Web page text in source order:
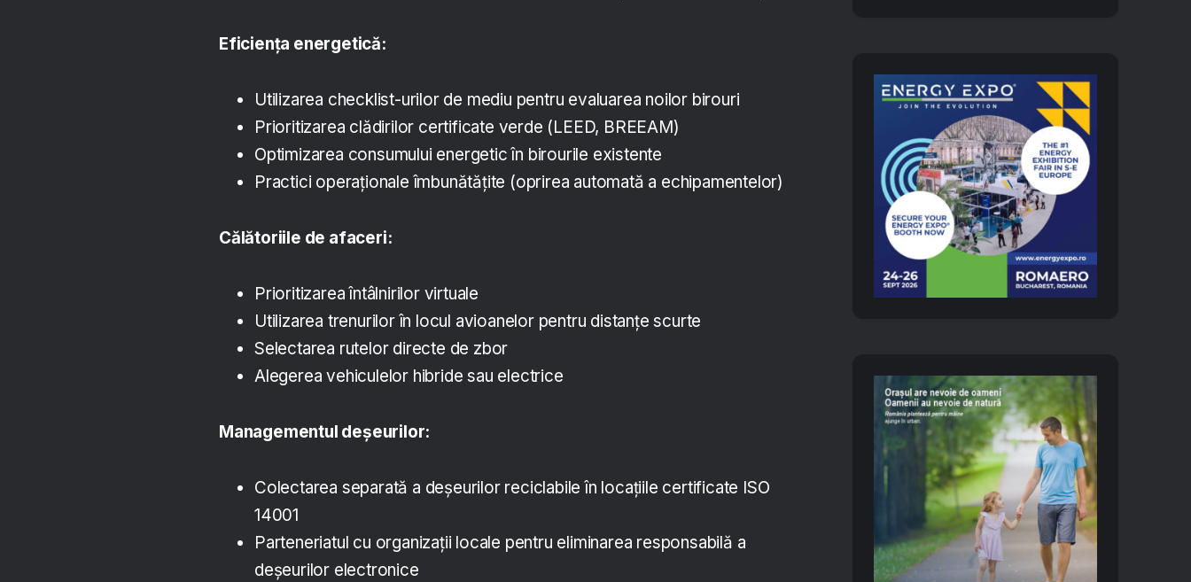
Eficiența energetică:
Utilizarea checklist-urilor de mediu pentru evaluarea noilor birouri
Prioritizarea clădirilor certificate verde (LEED, BREEAM)
Optimizarea consumului energetic în birourile existente
Practici operaționale îmbunătățite (oprirea automată a echipamentelor)
Călătoriile de afaceri:
Prioritizarea întâlnirilor virtuale
Utilizarea trenurilor în locul avioanelor pentru distanțe scurte
Selectarea rutelor directe de zbor
Alegerea vehiculelor hibride sau electrice
Managementul deșeurilor:
Colectarea separată a deșeurilor reciclabile în locațiile certificate ISO
14001
Parteneriatul cu organizații locale pentru eliminarea responsabilă a
deșeurilor electronice